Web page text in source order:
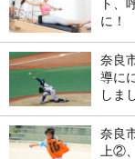
ト、
に！
奈良
導に
しま
奈良
上②